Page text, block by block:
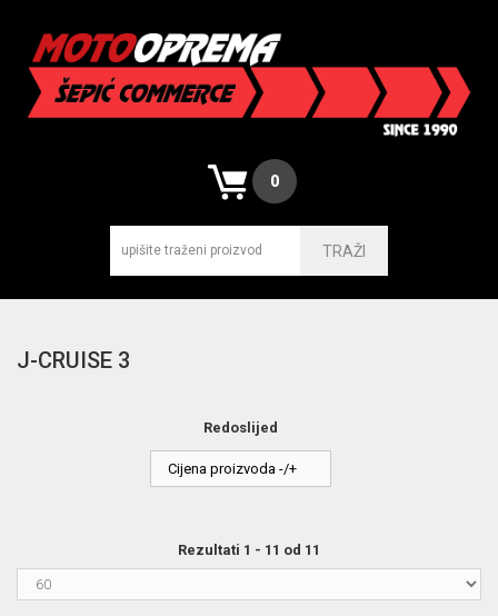
0
TRAŽI
J-CRUISE 3
Redoslijed
Cijena proizvoda -/+
Rezultati 1 - 11 od 11